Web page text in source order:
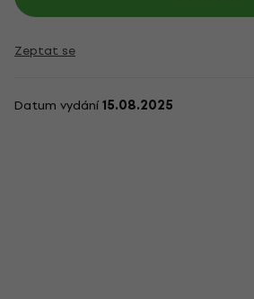
Zeptat se
Datum vydání15.08.2025